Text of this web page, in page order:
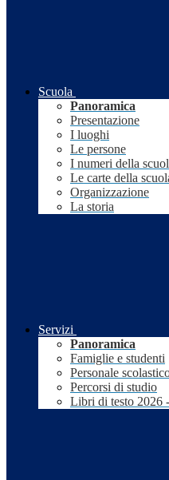
Scuola
Panoramica
Presentazione
I luoghi
Le persone
I numeri della
Le carte della
Organizzazione
La storia
Servizi
Panoramica
Famiglie e studenti
Personale
Percorsi di studio
Libri di testo 2026